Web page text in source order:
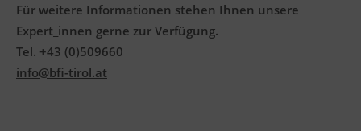
Für weitere Informationen stehen Ihnen unsere
Expert_innen gerne zur Verfügung.
Tel. +43 (0)509660
info@bfi-tirol.at